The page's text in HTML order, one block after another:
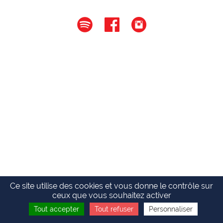
Ce site utilise des cookies et vous donne le contrôle sur
ceux que vous souhaitez activer
Tout accepter Tout refuser Personnaliser